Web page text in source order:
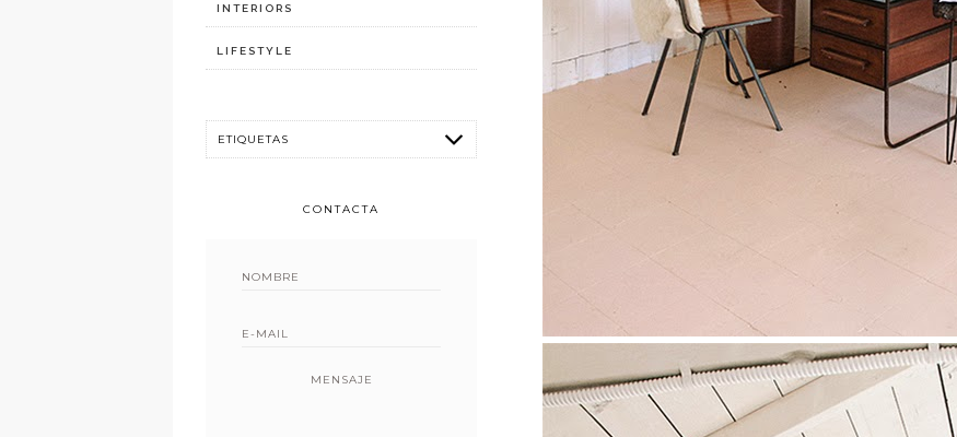
INTERIORS
LIFESTYLE
CONTACTA
MENSAJE